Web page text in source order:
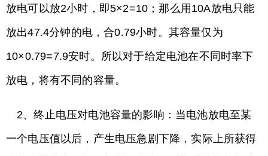
放电可以放2小时，即5×2=10；那么用10A放电只能
放出47.4分钟的电，合0.79小时。其容量仅为
10×0.79=7.9安时。所以对于给定电池在不同时率下
放电，将有不同的容量。
2、终止电压对电池容量的影响：当电池放电至某
一个电压值以后，产生电压急剧下降，实际上所获得